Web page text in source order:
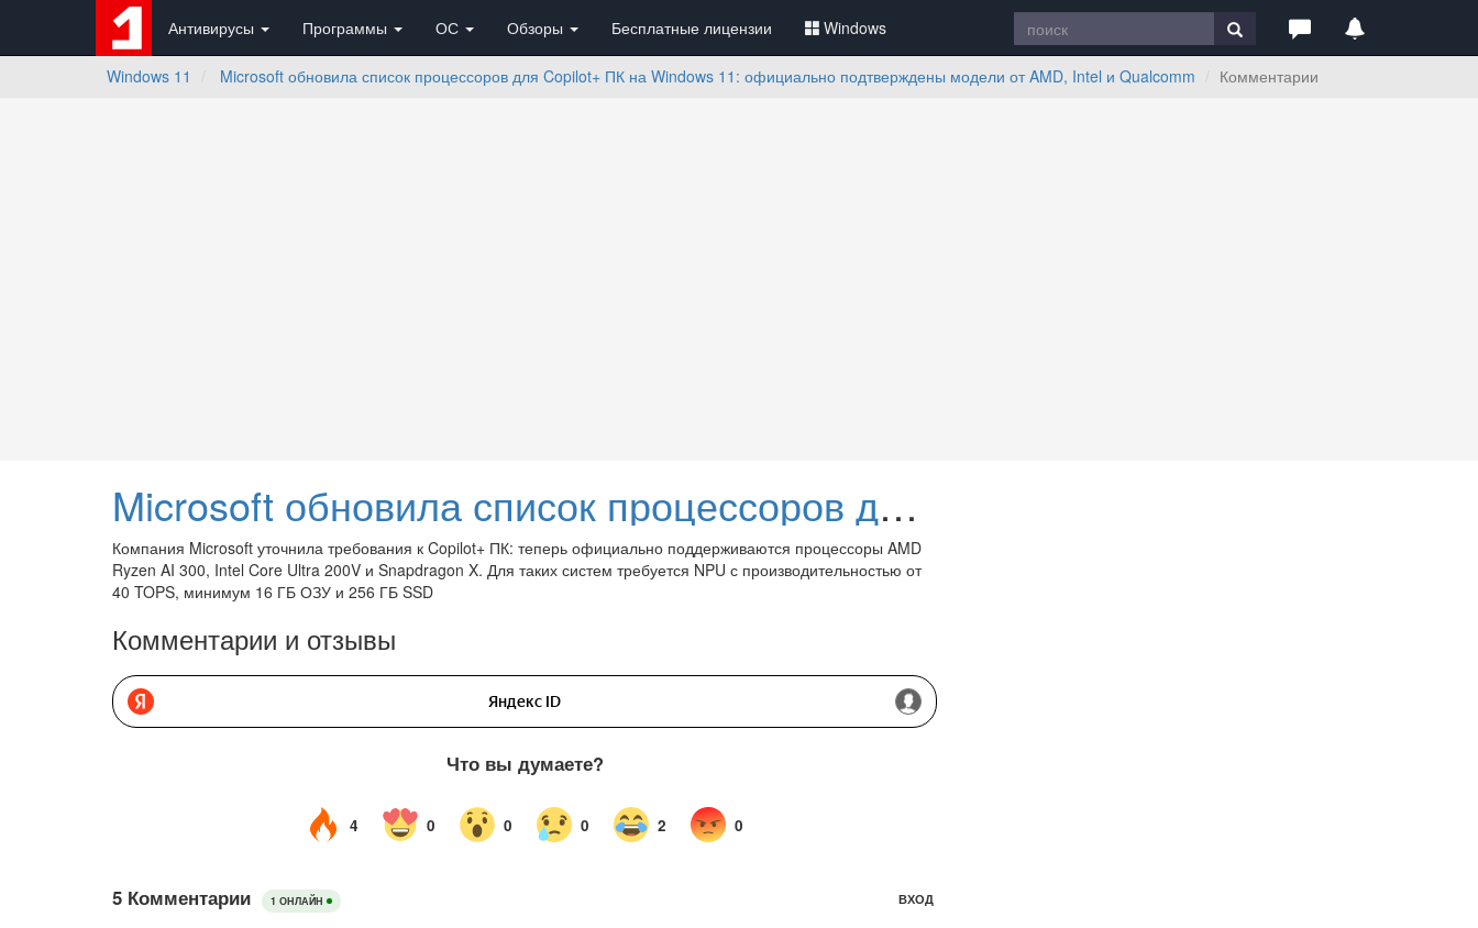
Антивирусы Программы ОС Обзоры Бесплатные лицензии Windows
Windows 11 Microsoft обновила список процессоров для Copilot+ ПК на Windows 11: официально подтверждены модели от AMD, Intel и Qualcomm Комментарии
Microsoft обновила список процессоров для Copilot+ ПК на Windows 11: официально подтверждены модели от AMD, Intel и Qualcomm
Компания Microsoft уточнила требования к Copilot+ ПК: теперь официально поддерживаются процессоры AMD
Ryzen AI 300, Intel Core Ultra 200V и Snapdragon X. Для таких систем требуется NPU с производительностью от
40 TOPS, минимум 16 ГБ ОЗУ и 256 ГБ SSD
Комментарии и отзывы